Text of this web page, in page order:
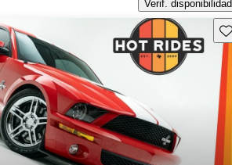
Verif. disponibilidad